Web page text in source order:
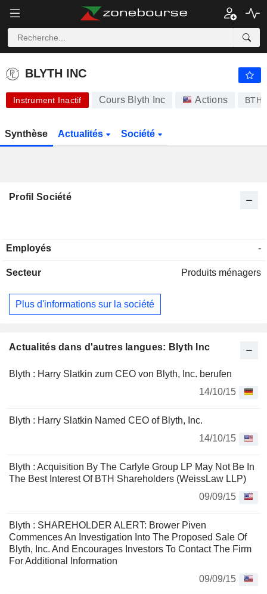
BLYTH INC - $ -
BLYTH INC
Instrument Inactif Cours Blyth Inc Actions BTH
Synthèse Actualités Société
Actualités dans d'autres langues: Blyth Inc
Blyth : Harry Slatkin zum CEO von Blyth, Inc. berufen
14/10/15
Blyth : Harry Slatkin Named CEO of Blyth, Inc.
14/10/15
Blyth : Acquisition By The Carlyle Group LP May Not Be In
The Best Interest Of BTH Shareholders (WeissLaw LLP)
09/09/15
Blyth : SHAREHOLDER ALERT: Brower Piven
Commences An Investigation Into The Proposed Sale Of
Blyth, Inc. And Encourages Investors To Contact The Firm
For Additional Information
09/09/15
Profil Société
Employés -
Secteur Produits ménagers
Plus d'informations sur la société